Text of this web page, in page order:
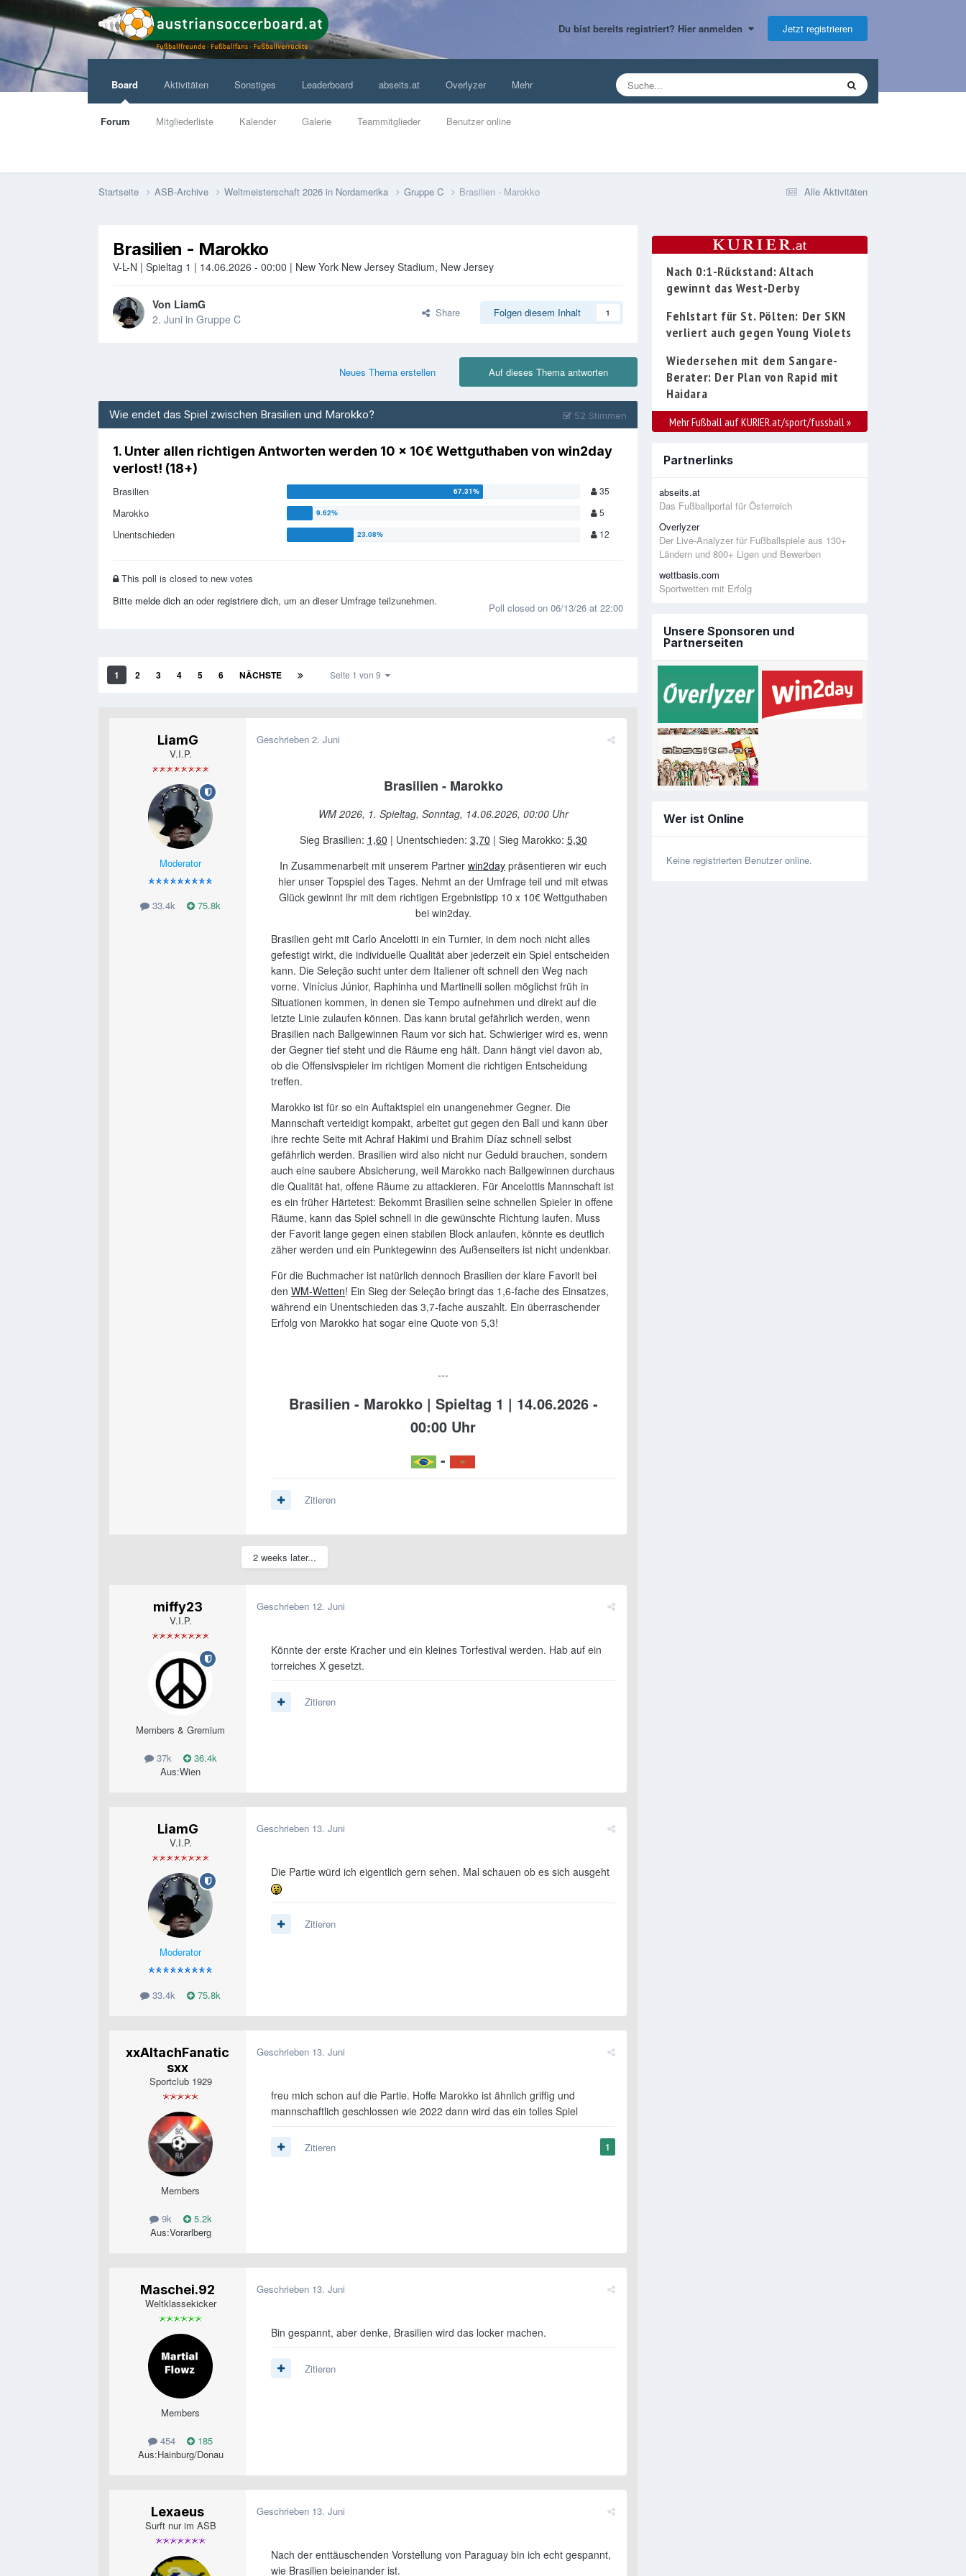
Du bist bereits registriert? Hier anmelden Jetzt registrieren
Board
Forum Mitgliederliste Kalender Galerie Teammitglieder Benutzer online
Aktivitäten Sonstiges Leaderboard abseits.at Overlyzer Mehr
Alle Aktivitäten
Startseite ASB-Archive Weltmeisterschaft 2026 in Nordamerika Gruppe C Brasilien - Marokko
Brasilien - Marokko
V-L-N | Spieltag 1 | 14.06.2026 - 00:00 | New York New Jersey Stadium, New Jersey
Von LiamG
2. Juni in Gruppe C Share Folgen diesem Inhalt 1
Auf dieses Thema antworten
Neues Thema erstellen
Wie endet das Spiel zwischen Brasilien und Marokko? 52 Stimmen
1. Unter allen richtigen Antworten werden 10 x 10€ Wettguthaben von win2day
verlost! (18+)
Brasilien 35
Marokko 5
Unentschieden 12
This poll is closed to new votes
Bitte melde dich an oder registriere dich, um an dieser Umfrage teilzunehmen.
Poll closed on 06/13/26 at 22:00
1 2 3 4 5 6 NÄCHSTE Seite 1 von 9
LiamG
V.I.P.
Moderator
33.4k 75.8k
Geschrieben 2. Juni
Brasilien - Marokko
WM 2026, 1. Spieltag, Sonntag, 14.06.2026, 00:00 Uhr
Sieg Brasilien: 1,60 | Unentschieden: 3,70 | Sieg Marokko: 5,30
In Zusammenarbeit mit unserem Partner win2day präsentieren wir euch
hier unser Topspiel des Tages. Nehmt an der Umfrage teil und mit etwas
Glück gewinnt ihr mit dem richtigen Ergebnistipp 10 x 10€ Wettguthaben
bei win2day.
Brasilien geht mit Carlo Ancelotti in ein Turnier, in dem noch nicht alles
gefestigt wirkt, die individuelle Qualität aber jederzeit ein Spiel entscheiden
kann. Die Seleção sucht unter dem Italiener oft schnell den Weg nach
vorne. Vinícius Júnior, Raphinha und Martinelli sollen möglichst früh in
Situationen kommen, in denen sie Tempo aufnehmen und direkt auf die
letzte Linie zulaufen können. Das kann brutal gefährlich werden, wenn
Brasilien nach Ballgewinnen Raum vor sich hat. Schwieriger wird es, wenn
der Gegner tief steht und die Räume eng hält. Dann hängt viel davon ab,
ob die Offensivspieler im richtigen Moment die richtigen Entscheidung
treffen.
Marokko ist für so ein Auftaktspiel ein unangenehmer Gegner. Die
Mannschaft verteidigt kompakt, arbeitet gut gegen den Ball und kann über
ihre rechte Seite mit Achraf Hakimi und Brahim Díaz schnell selbst
gefährlich werden. Brasilien wird also nicht nur Geduld brauchen, sondern
auch eine saubere Absicherung, weil Marokko nach Ballgewinnen durchaus
die Qualität hat, offene Räume zu attackieren. Für Ancelottis Mannschaft ist
es ein früher Härtetest: Bekommt Brasilien seine schnellen Spieler in offene
Räume, kann das Spiel schnell in die gewünschte Richtung laufen. Muss
der Favorit lange gegen einen stabilen Block anlaufen, könnte es deutlich
zäher werden und ein Punktegewinn des Außenseiters ist nicht undenkbar.
Für die Buchmacher ist natürlich dennoch Brasilien der klare Favorit bei
den WM-Wetten! Ein Sieg der Seleção bringt das 1,6-fache des Einsatzes,
während ein Unentschieden das 3,7-fache auszahlt. Ein überraschender
Erfolg von Marokko hat sogar eine Quote von 5,3!
---
Brasilien - Marokko | Spieltag 1 | 14.06.2026 -
00:00 Uhr
-
Zitieren
2 weeks later...
miffy23
V.I.P.
Members & Gremium
37k
36.4k
Aus:Wien
Geschrieben 12. Juni
Könnte der erste Kracher und ein kleines Torfestival werden. Hab auf ein
torreiches X gesetzt.
Zitieren
LiamG
V.I.P.
Moderator
33.4k 75.8k
Geschrieben 13. Juni
Die Partie würd ich eigentlich gern sehen. Mal schauen ob es sich ausgeht
Zitieren
xxAltachFanatic
sxx
Sportclub 1929
Members
9k
5.2k
Aus:Vorarlberg
Geschrieben 13. Juni
freu mich schon auf die Partie. Hoffe Marokko ist ähnlich griffig und
mannschaftlich geschlossen wie 2022 dann wird das ein tolles Spiel
1
Zitieren
Maschei.92
Weltklassekicker
Members
454
185
Aus:Hainburg/Donau
Geschrieben 13. Juni
Bin gespannt, aber denke, Brasilien wird das locker machen.
Zitieren
Lexaeus
Surft nur im ASB
Geschrieben 13. Juni
Nach der enttäuschenden Vorstellung von Paraguay bin ich echt gespannt,
wie Brasilien beieinander ist.
Nach 0:1-Rückstand: Altach
gewinnt das West-Derby
Fehlstart für St. Pölten: Der SKN
verliert auch gegen Young Violets
Wiedersehen mit dem Sangare-
Berater: Der Plan von Rapid mit
Haidara
Mehr Fußball auf KURIER.at/sport/fussball »
Partnerlinks
abseits.at
Das Fußballportal für Österreich
Overlyzer
Der Live-Analyzer für Fußballspiele aus 130+
Ländern und 800+ Ligen und Bewerben
wettbasis.com
Sportwetten mit Erfolg
Unsere Sponsoren und
Partnerseiten
Wer ist Online
Keine registrierten Benutzer online.